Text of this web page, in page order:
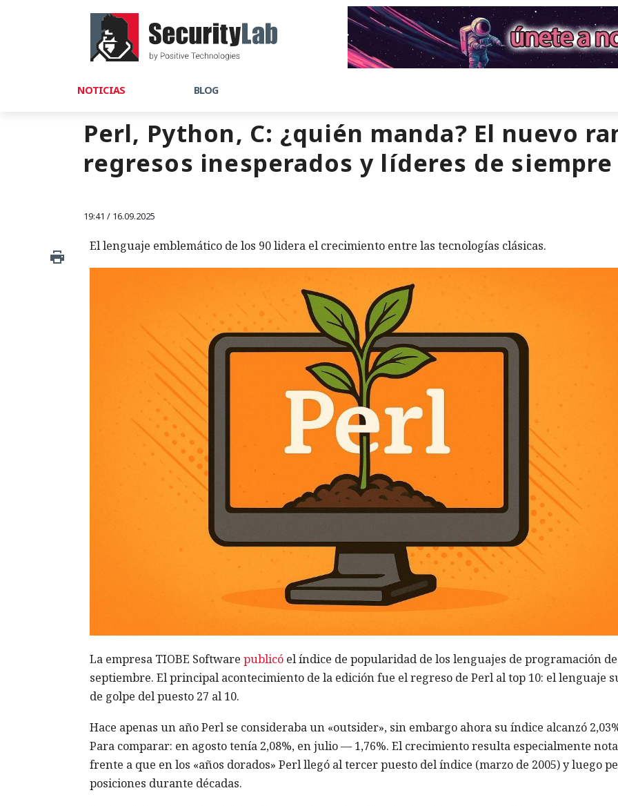
NOTICIAS BLOG
Perl, Python, C: ¿quién manda? El nuevo
regresos inesperados y líderes de siempre
19:41 / 16.09.2025
El lenguaje emblemático de los 90 lidera el crecimiento entre las tecnologías clásicas.
La empresa TIOBE Software publicóel índice de popularidad de los lenguajes de programación de
septiembre. El principal acontecimiento de la edición fue el regreso de Perl al top 10: el lenguaje
de golpe del puesto 27 al 10.
Hace apenas un año Perl se consideraba un «outsider», sin embargo ahora su índice alcanzó
Para comparar: en agosto tenía 2,08%, en julio — 1,76%. El crecimiento resulta especialmente
frente a que en los «años dorados» Perl llegó al tercer puesto del índice (marzo de 2005) y luego
posiciones durante décadas.